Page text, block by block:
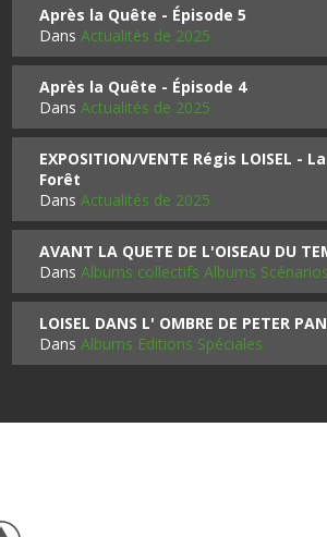
Après la Quête - Épisode 5
Dans Actualités de 2025
Après la Quête - Épisode 4
Dans Actualités de 2025
EXPOSITION/VENTE Régis LOISEL
Forêt
Dans Actualités de 2025
AVANT LA QUETE DE L'OISEAU DU
Dans Albums collectifs Albums Scénarios
LOISEL DANS L' OMBRE DE PETER PAN
Dans Albums Editions Spéciales